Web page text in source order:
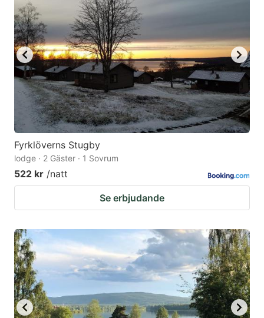
Fyrklöverns Stugby
lodge · 2 Gäster · 1 Sovrum
522 kr /natt
Se erbjudande